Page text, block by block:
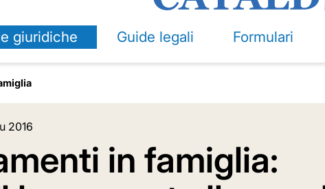
giuridiche Guide legali Formulari
2016
in famiglia: